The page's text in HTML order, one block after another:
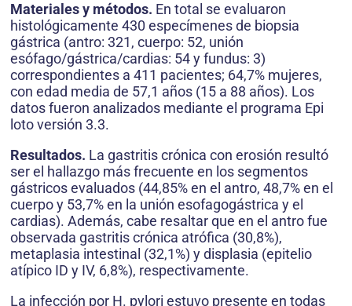
Materiales y métodos. En total se evaluaron
histológicamente 430 especímenes de biopsia
gástrica (antro: 321, cuerpo: 52, unión
esófago/gástrica/cardias: 54 y fundus: 3)
correspondientes a 411 pacientes; 64,7% mujeres,
con edad media de 57,1 años (15 a 88 años). Los
datos fueron analizados mediante el programa Epi
loto versión 3.3.
Resultados. La gastritis crónica con erosión resultó
ser el hallazgo más frecuente en los segmentos
gástricos evaluados (44,85% en el antro, 48,7% en el
cuerpo y 53,7% en la unión esofagogástrica y el
cardias). Además, cabe resaltar que en el antro fue
observada gastritis crónica atrófica (30,8%),
metaplasia intestinal (32,1%) y displasia (epitelio
atípico ID y IV, 6,8%), respectivamente.
La infección por H. pylori estuvo presente en todas